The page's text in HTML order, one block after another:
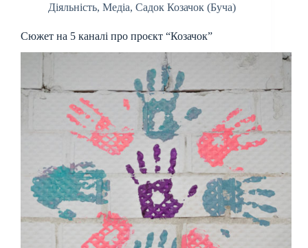
Діяльність, Медіа, Садок Козачок (Буча)
Сюжет на 5 каналі про проєкт “Козачок”